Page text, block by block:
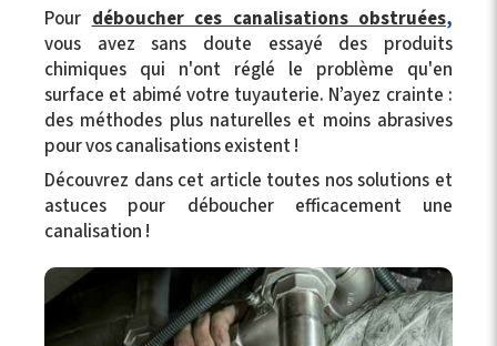
Pourdéboucher ces canalisations obstruées,
vous avez sans doute essayé des produits
chimiques qui n'ont réglé le problème qu'en
surface et abimé votre tuyauterie. N’ayez crainte :
des méthodes plus naturelles et moins abrasives
pour vos canalisations existent !
Découvrez dans cet article toutes nos solutions et
astuces pour déboucher efficacement une
canalisation !